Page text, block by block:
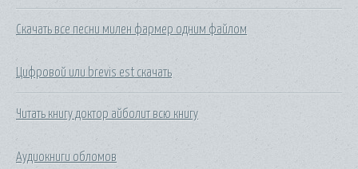
Скачать все песни милен фармер одним файлом
Цифровой или brevis est скачать
Читать книгу доктор айболит всю книгу
Аудиокниги обломов